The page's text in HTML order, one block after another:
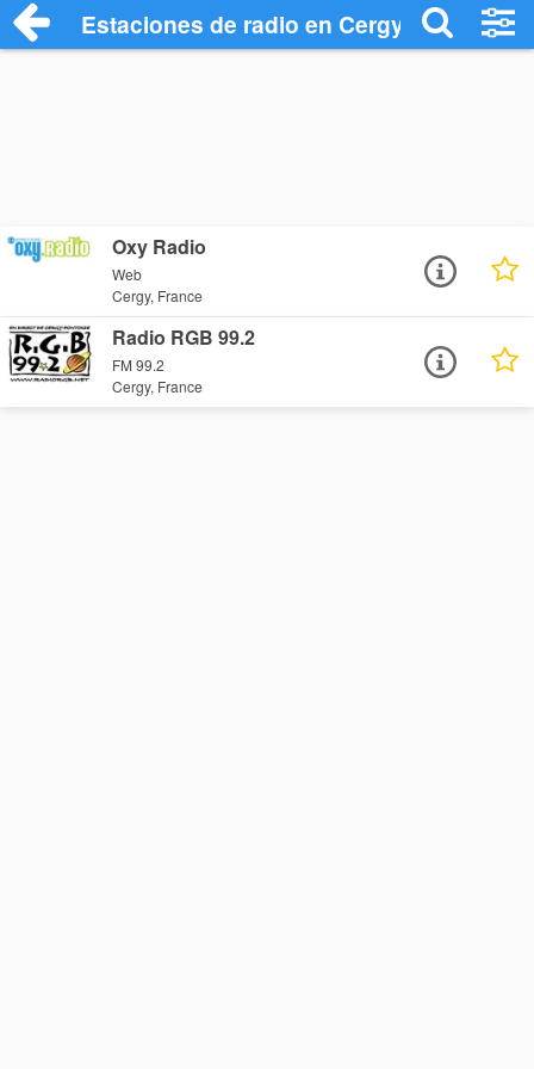
Estaciones de radio en Cergy -
Oxy Radio
Web
Cergy, France
Radio RGB 99.2
FM 99.2
Cergy, France